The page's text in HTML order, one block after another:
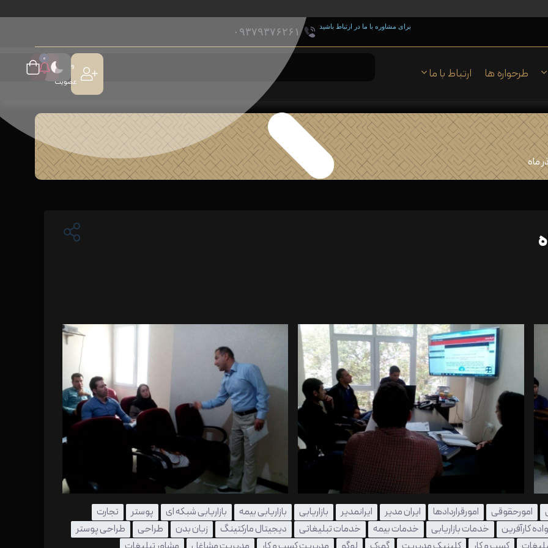
برای مشاوره با ما در ارتباط باشید ۰۹۳۷۹۳۷۶۲۶۱
طرحواره ها ارتباط با ما
ورود /
عضویت
۰
ماه
امورحقوقی امورقراردادها ایران مدیر ایرانمدیر بازاریابی بازاریابی بیمه بازاریابی شبکه ای پوستر
تجارت
کارآفرین خدمات بازاریابی خدمات بیمه خدمات تبلیغاتی دیجیتال مارکتینگ زبان بدن طراحی
طراحی پوستر